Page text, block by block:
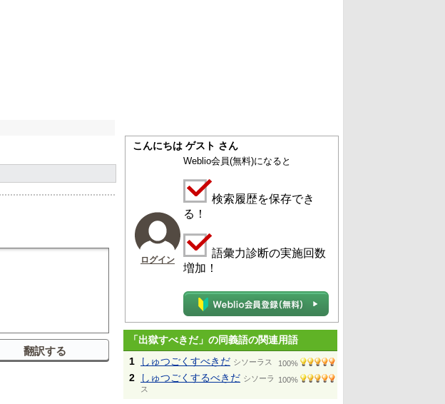
こんにちは ゲスト さん
ログイン
Weblio会員(無料)になると
検索履歴を保存でき
る！
語彙力診断の実施回数
増加！
「出獄すべきだ」の同義語の関連用語
1
しゅつごくすべきだ シソーラス 100%
2 しゅつごくするべきだ シソーラ
ス
100%